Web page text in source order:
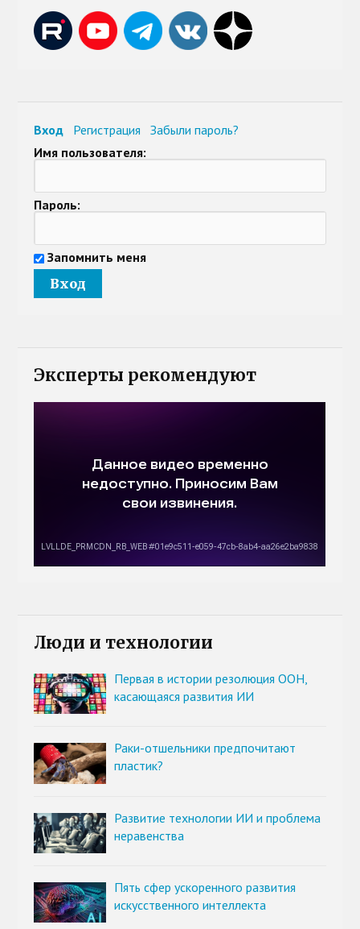
Вход Регистрация
Забыли пароль?
Имя пользователя:
Пароль:
Запомнить меня
Эксперты рекомендуют
Люди и технологии
Первая в истории резолюция ООН,
касающаяся развития ИИ
Раки-отшельники предпочитают
пластик?
Развитие технологии ИИ и проблема
неравенства
Пять сфер ускоренного развития
искусственного интеллекта